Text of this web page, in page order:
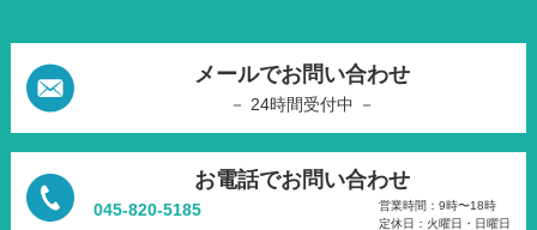
メールでお問い合わせ
－ 24時間受付中 －
お電話でお問い合わせ
045-820-5185
営業時間：9時〜18時
定休日：火曜日・日曜日